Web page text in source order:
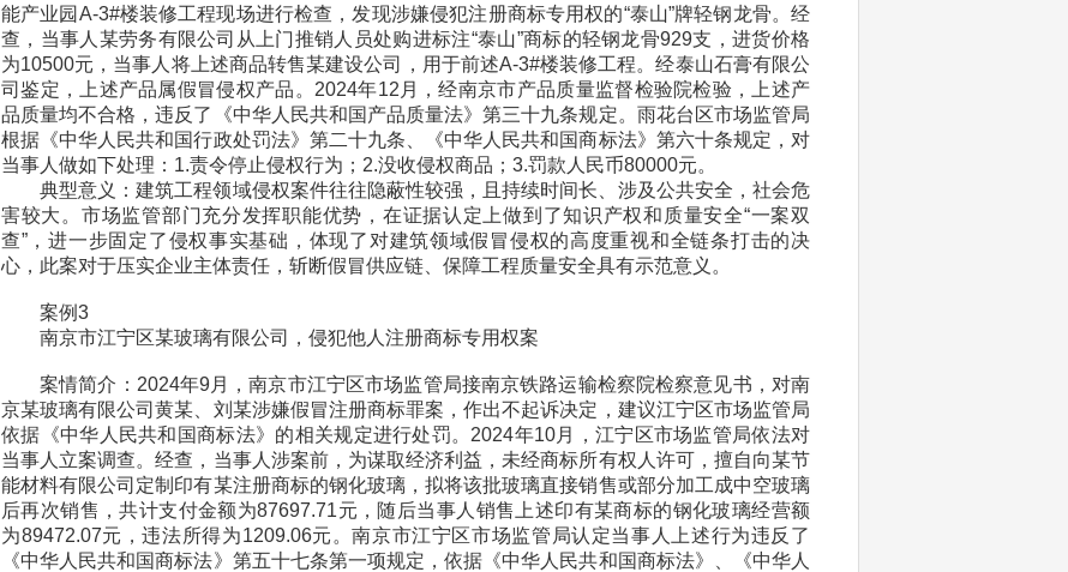
能产业园A-3#楼装修工程现场进行检查，发现涉嫌侵犯注册商标专用权的“泰山”牌轻钢龙骨。经
查，当事人某劳务有限公司从上门推销人员处购进标注“泰山”商标的轻钢龙骨929支，进货价格
为10500元，当事人将上述商品转售某建设公司，用于前述A-3#楼装修工程。经泰山石膏有限公
司鉴定，上述产品属假冒侵权产品。2024年12月，经南京市产品质量监督检验院检验，上述产
品质量均不合格，违反了《中华人民共和国产品质量法》第三十九条规定。雨花台区市场监管局
根据《中华人民共和国行政处罚法》第二十九条、《中华人民共和国商标法》第六十条规定，对
当事人做如下处理：1.责令停止侵权行为；2.没收侵权商品；3.罚款人民币80000元。
典型意义：建筑工程领域侵权案件往往隐蔽性较强，且持续时间长、涉及公共安全，社会危
害较大。市场监管部门充分发挥职能优势，在证据认定上做到了知识产权和质量安全“一案双
查”，进一步固定了侵权事实基础，体现了对建筑领域假冒侵权的高度重视和全链条打击的决
心，此案对于压实企业主体责任，斩断假冒供应链、保障工程质量安全具有示范意义。
案例3
南京市江宁区某玻璃有限公司，侵犯他人注册商标专用权案
案情简介：2024年9月，南京市江宁区市场监管局接南京铁路运输检察院检察意见书，对南
京某玻璃有限公司黄某、刘某涉嫌假冒注册商标罪案，作出不起诉决定，建议江宁区市场监管局
依据《中华人民共和国商标法》的相关规定进行处罚。2024年10月，江宁区市场监管局依法对
当事人立案调查。经查，当事人涉案前，为谋取经济利益，未经商标所有权人许可，擅自向某节
能材料有限公司定制印有某注册商标的钢化玻璃，拟将该批玻璃直接销售或部分加工成中空玻璃
后再次销售，共计支付金额为87697.71元，随后当事人销售上述印有某商标的钢化玻璃经营额
为89472.07元，违法所得为1209.06元。南京市江宁区市场监管局认定当事人上述行为违反了
《中华人民共和国商标法》第五十七条第一项规定，依据《中华人民共和国商标法》、《中华人